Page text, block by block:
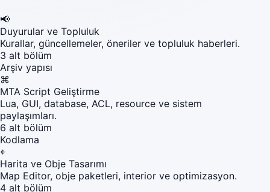
📢
Duyurular ve Topluluk
Kurallar, güncellemeler, öneriler ve topluluk haberleri.
3 alt bölüm
Arşiv yapısı
⌘
MTA Script Geliştirme
Lua, GUI, database, ACL, resource ve sistem
paylaşımları.
6 alt bölüm
Kodlama
⌖
Harita ve Obje Tasarımı
Map Editor, obje paketleri, interior ve optimizasyon.
4 alt bölüm